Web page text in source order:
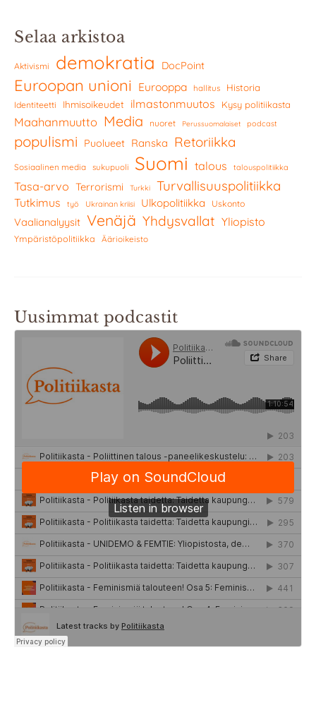
Selaa arkistoa
Aktivismi demokratia DocPoint
Euroopan unioni Eurooppa hallitus Historia
Identiteetti Ihmisoikeudet ilmastonmuutos Kysy politiikasta
Maahanmuutto Media nuoret Perussuomalaiset podcast
populismi Puolueet Ranska Retoriikka
Sosiaalinen media sukupuoli Suomi talous talouspolitiikka
Tasa-arvo Terrorismi Turkki Turvallisuuspolitiikka
Tutkimus työ Ukrainan kriisi Ulkopolitiikka Uskonto
Vaalianalyysit Venäjä Yhdysvallat Yliopisto
Ympäristöpolitiikka Äärioikeisto
Uusimmat podcastit